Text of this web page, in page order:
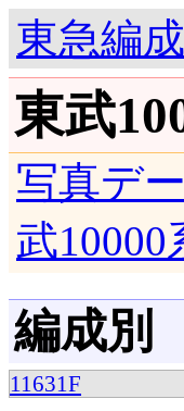
東急編
東武
写真デ
武10000
編成別
11631F